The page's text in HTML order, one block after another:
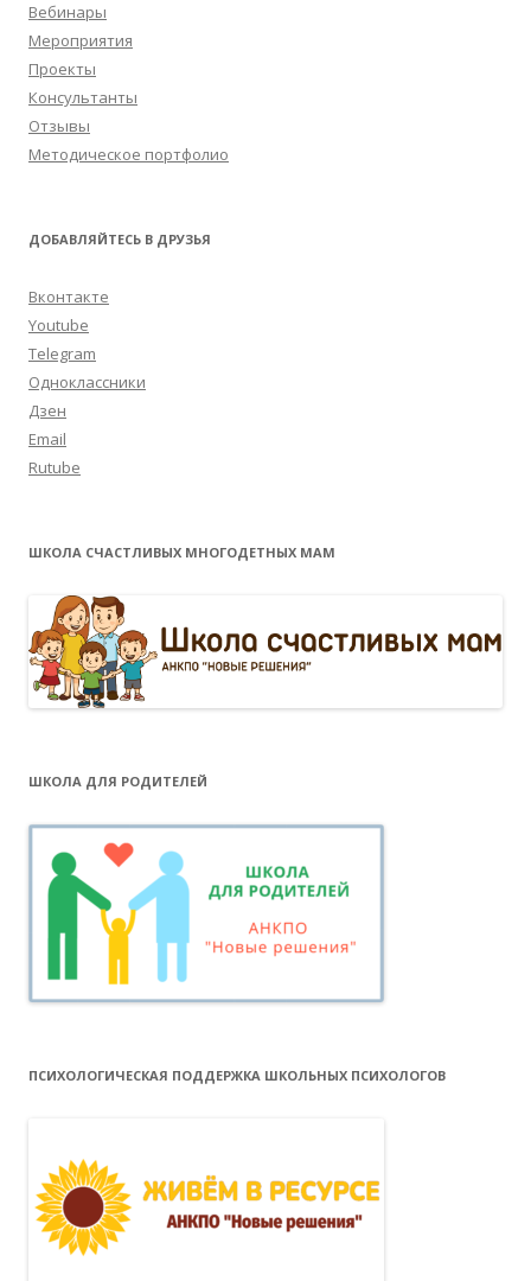
Вебинары
Мероприятия
Проекты
Консультанты
Отзывы
Методическое портфолио
ДОБАВЛЯЙТЕСЬ В ДРУЗЬЯ
Вконтакте
Youtube
Telegram
Одноклассники
Дзен
Email
Rutube
ШКОЛА СЧАСТЛИВЫХ МНОГОДЕТНЫХ МАМ
ШКОЛА ДЛЯ РОДИТЕЛЕЙ
ПСИХОЛОГИЧЕСКАЯ ПОДДЕРЖКА ШКОЛЬНЫХ ПСИХОЛОГОВ